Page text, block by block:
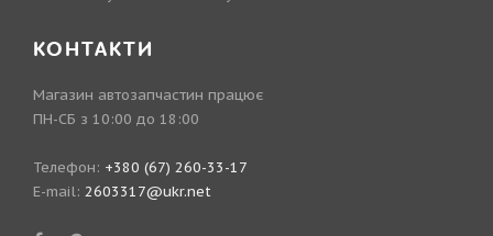
КОНТАКТИ
Магазин автозапчастин працює
ПН-СБ з 10:00 до 18:00
Телефон: +380 (67) 260-33-17
E-mail: 2603317@ukr.net